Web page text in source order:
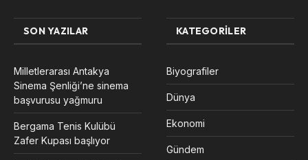
SON YAZILAR
Milletlerarası Antakya
Sinema Şenliği’ne sinema
başvurusu yağmuru
Bergama Tenis Kulübü
Zafer Kupası başlıyor
KATEGORILER
Biyografiler
Dünya
Ekonomi
Gündem